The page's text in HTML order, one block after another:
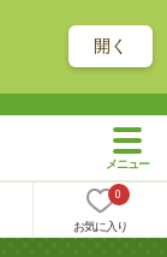
開く
0
お気に入り